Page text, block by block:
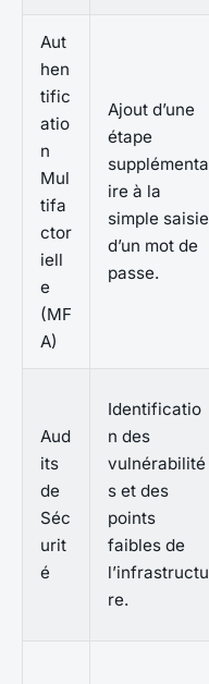
Aut
hen
tific
atio
n
Mul
tifa
ctor
iell
e
(MF
A)
Ajout d’une
étape
supplémenta
ire à la
simple saisie
d’un mot de
passe.
Aud
its
de
Séc
urit
é
Identificatio
n des
vulnérabilité
s et des
points
faibles de
l’infrastructu
re.